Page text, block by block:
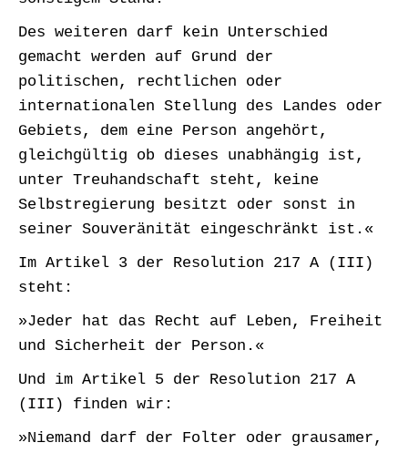
Des weiteren darf kein Unterschied
gemacht werden auf Grund der
politischen, rechtlichen oder
internationalen Stellung des Landes oder
Gebiets, dem eine Person angehört,
gleichgültig ob dieses unabhängig ist,
unter Treuhandschaft steht, keine
Selbstregierung besitzt oder sonst in
seiner Souveränität eingeschränkt ist.«
Im Artikel 3 der Resolution 217 A (III)
steht:
»Jeder hat das Recht auf Leben, Freiheit
und Sicherheit der Person.«
Und im Artikel 5 der Resolution 217 A
(III) finden wir:
»Niemand darf der Folter oder grausamer,